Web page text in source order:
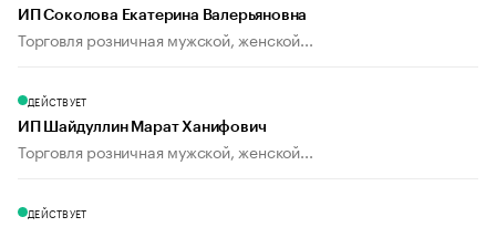
ИП Соколова Екатерина Валерьяновна
Торговля розничная мужской, женской...
ДЕЙСТВУЕТ
ИП Шайдуллин Марат Ханифович
Торговля розничная мужской, женской...
ДЕЙСТВУЕТ